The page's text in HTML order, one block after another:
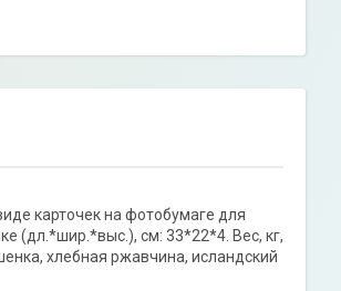
карточек на фотобумаге для
(дл.*шир.*выс.), см: 33*22*4. Вес, кг,
хлебная ржавчина, исландский
олений.